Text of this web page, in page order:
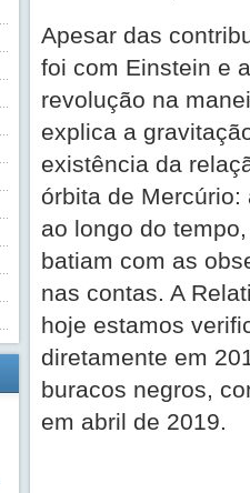
Apesar das
foi com Einstein e
revolução na
explica a
existência da
órbita de
ao longo do
batiam com as
nas contas. A
hoje estamos
diretamente em
buracos negros,
em abril de 2019.